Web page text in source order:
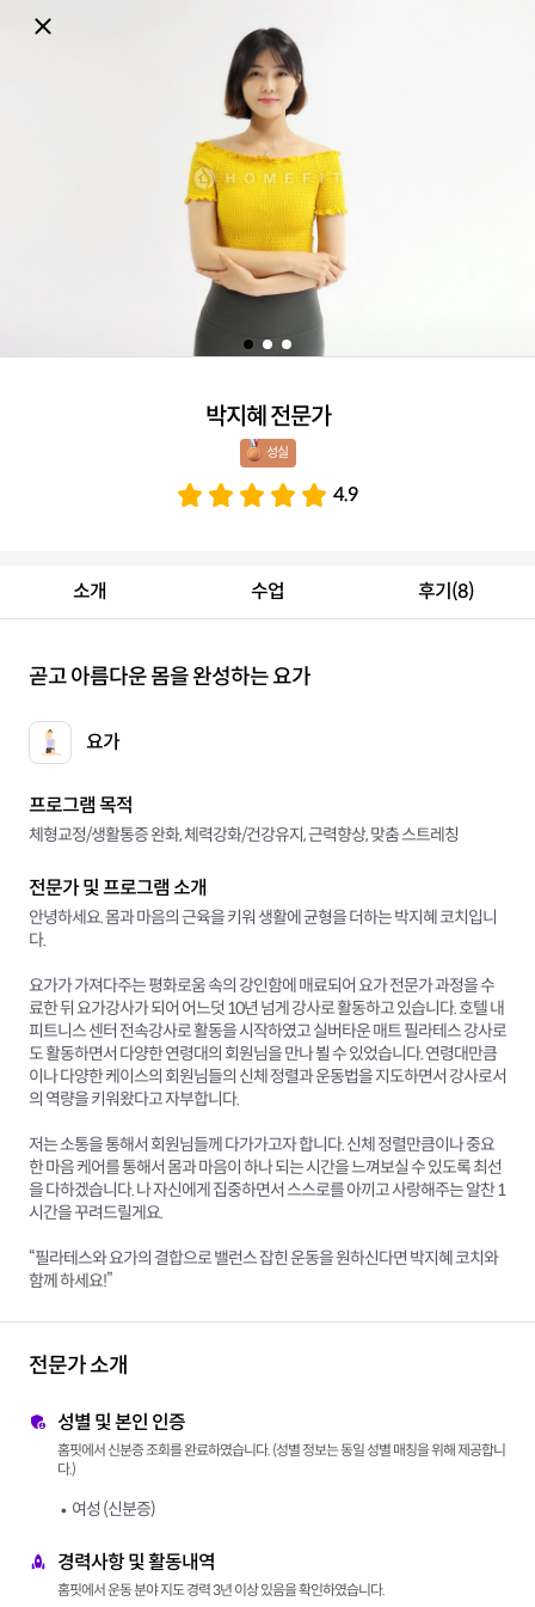
소개 수업 후기(8)
곧고 아름다운 몸을 완성하는 요가
요가
프로그램 목적
체형교정/생활통증 완화, 체력강화/건강유지, 근력향상, 맞춤 스트레칭
전문가 및 프로그램 소개
안녕하세요. 몸과 마음의 근육을 키워 생활에 균형을 더하는 박지혜 코치입니
다.
요가가 가져다주는 평화로움 속의 강인함에 매료되어 요가 전문가 과정을 수
료한 뒤 요가강사가 되어 어느덧 10년 넘게 강사로 활동하고 있습니다. 호텔 내
피트니스 센터 전속강사로 활동을 시작하였고 실버타운 매트 필라테스 강사로
도 활동하면서 다양한 연령대의 회원님을 만나 뵐 수 있었습니다. 연령대만큼
이나 다양한 케이스의 회원님들의 신체 정렬과 운동법을 지도하면서 강사로서
의 역량을 키워왔다고 자부합니다.
저는 소통을 통해서 회원님들께 다가가고자 합니다. 신체 정렬만큼이나 중요
한 마음 케어를 통해서 몸과 마음이 하나 되는 시간을 느껴보실 수 있도록 최선
을 다하겠습니다. 나 자신에게 집중하면서 스스로를 아끼고 사랑해주는 알찬 1
시간을 꾸려드릴게요.
“필라테스와 요가의 결합으로 밸런스 잡힌 운동을 원하신다면 박지혜 코치와
함께 하세요!”
전문가 소개
성별 및 본인 인증
홈핏에서 신분증 조회를 완료하였습니다. (성별 정보는 동일 성별 매칭을 위해 제공합니
다.)
여성 (신분증)
경력사항 및 활동내역
홈핏에서 운동 분야 지도 경력 3년 이상 있음을 확인하였습니다.
박지혜 전문가
성실
4.9